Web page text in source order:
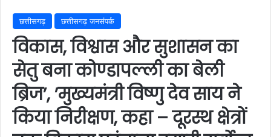
छत्तीसगढ़ छत्तीसगढ़ जनसंपर्क
विकास, विश्वास और सुशासन का
सेतु बना कोण्डापल्ली का बेली
ब्रिज’, ’मुख्यमंत्री विष्णु देव साय ने
किया निरीक्षण, कहा – दूरस्थ क्षेत्रों